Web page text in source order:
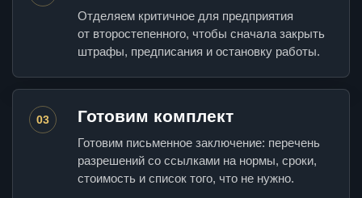
Отделяем критичное для предприятия
от второстепенного, чтобы сначала закрыть
штрафы, предписания и остановку работы.
03 Готовим комплект
Готовим письменное заключение: перечень
разрешений со ссылками на нормы, сроки,
стоимость и список того, что не нужно.